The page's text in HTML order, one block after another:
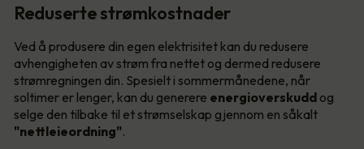
Reduserte strømkostnader
Ved å produsere din egen elektrisitet kan du redusere
avhengigheten av strøm fra nettet og dermed redusere
strømregningen din. Spesielt i sommermånedene, når
soltimer er lenger, kan du generere energioverskudd og
selge den tilbake til et strømselskap gjennom en såkalt
"nettleieordning".